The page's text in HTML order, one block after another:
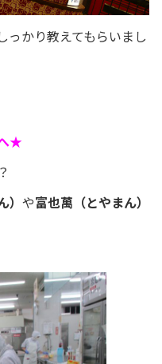
っかり教えてもらいまし
★
や富也萬（とやまん）